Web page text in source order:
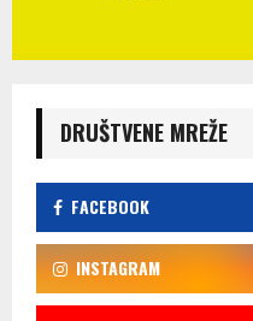
DRUŠTVENE MREŽE
FACEBOOK
INSTAGRAM